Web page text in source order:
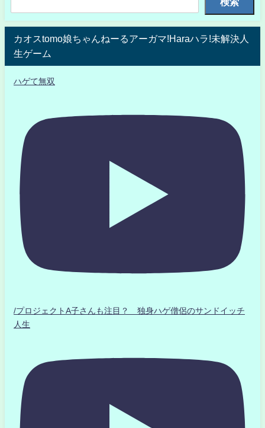
検索
カオスtomo娘ちゃんねーるアーガマ!Haraハラ!未解決人
生ゲーム
ハゲて無双
/プロジェクトA子さんも注目？ 独身ハゲ僧侶のサンドイッチ
人生